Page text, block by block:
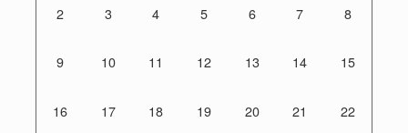
2 3 4 5 6 7 8
9 10 11 12 13 14 15
16 17 18 19 20 21 22